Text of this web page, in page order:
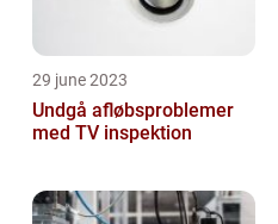
29 june 2023
Undgå afløbsproblemer
med TV inspektion